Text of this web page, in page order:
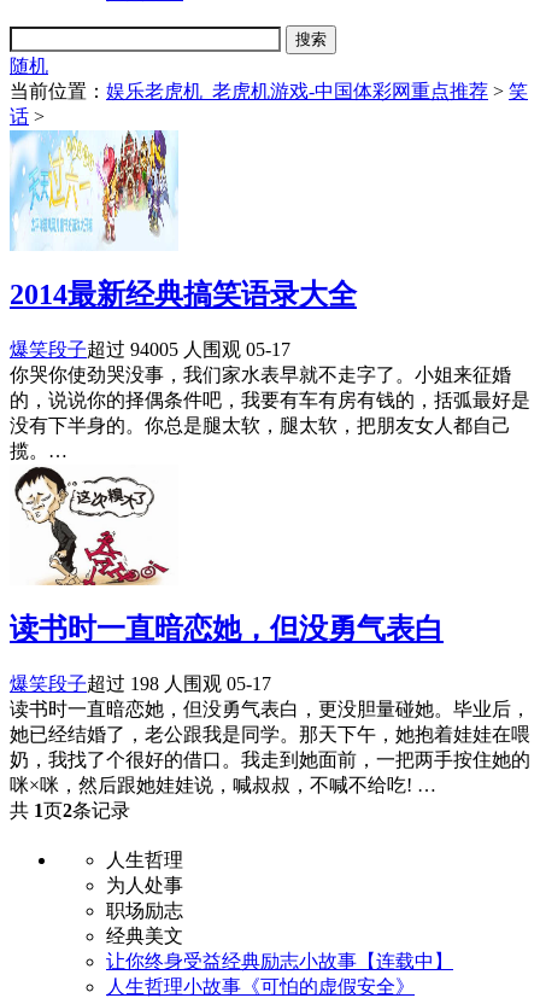
随机
当前位置： 娱乐老虎机_老虎机游戏-中国体彩网重点推荐 > 笑
话 >
2014最新经典搞笑语录大全
爆笑段子超过 94005 人围观 05-17
你哭你使劲哭没事，我们家水表早就不走字了。小姐来征婚
的，说说你的择偶条件吧，我要有车有房有钱的，括弧最好是
没有下半身的。你总是腿太软，腿太软，把朋友女人都自己
揽。…
读书时一直暗恋她，但没勇气表白
爆笑段子超过 198 人围观 05-17
读书时一直暗恋她，但没勇气表白，更没胆量碰她。毕业后，
她已经结婚了，老公跟我是同学。那天下午，她抱着娃娃在喂
奶，我找了个很好的借口。我走到她面前，一把两手按住她的
咪×咪，然后跟她娃娃说，喊叔叔，不喊不给吃! …
共 1页2条记录
人生哲理
为人处事
职场励志
经典美文
让你终身受益经典励志小故事【连载中】
人生哲理小故事《可怕的虚假安全》